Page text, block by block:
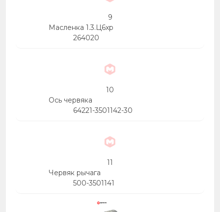
9
Масленка 1.3.Ц6хр
264020
10
Ось червяка
64221-3501142-30
11
Червяк рычага
500-3501141